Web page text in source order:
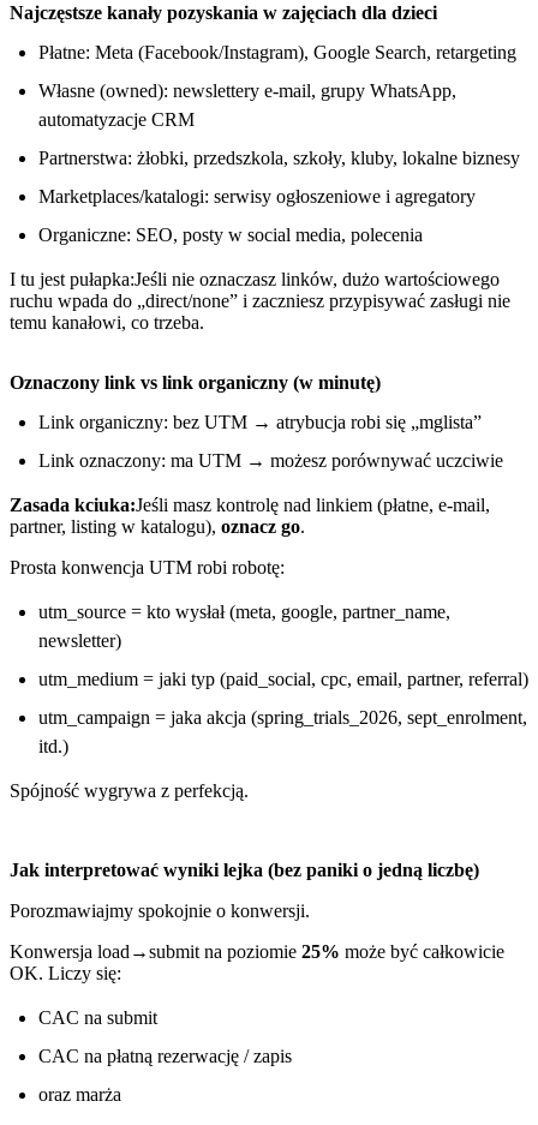
Najczęstsze kanały pozyskania w zajęciach dla dzieci
Płatne: Meta (Facebook/Instagram), Google Search, retargeting
Własne (owned): newslettery e-mail, grupy WhatsApp,
automatyzacje CRM
Partnerstwa: żłobki, przedszkola, szkoły, kluby, lokalne biznesy
Marketplaces/katalogi: serwisy ogłoszeniowe i agregatory
Organiczne: SEO, posty w social media, polecenia
I tu jest pułapka:Jeśli nie oznaczasz linków, dużo wartościowego
ruchu wpada do „direct/none” i zaczniesz przypisywać zasługi nie
temu kanałowi, co trzeba.
Oznaczony link vs link organiczny (w minutę)
Link organiczny: bez UTM → atrybucja robi się „mglista”
Link oznaczony: ma UTM → możesz porównywać uczciwie
Zasada kciuka:Jeśli masz kontrolę nad linkiem (płatne, e-mail,
partner, listing w katalogu), oznacz go.
Prosta konwencja UTM robi robotę:
utm_source = kto wysłał (meta, google, partner_name,
newsletter)
utm_medium = jaki typ (paid_social, cpc, email, partner, referral)
utm_campaign = jaka akcja (spring_trials_2026, sept_enrolment,
itd.)
Spójność wygrywa z perfekcją.
Jak interpretować wyniki lejka (bez paniki o jedną liczbę)
Porozmawiajmy spokojnie o konwersji.
Konwersja load→submit na poziomie 25% może być całkowicie
OK. Liczy się:
CAC na submit
CAC na płatną rezerwację / zapis
oraz marża